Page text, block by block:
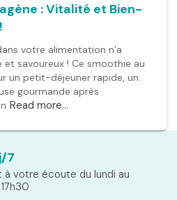
: Vitalité et Bien-
votre alimentation n’a
et savoureux ! Ce smoothie au
un petit-déjeuner rapide, un
gourmande après
Read more…
7
votre écoute du lundi au